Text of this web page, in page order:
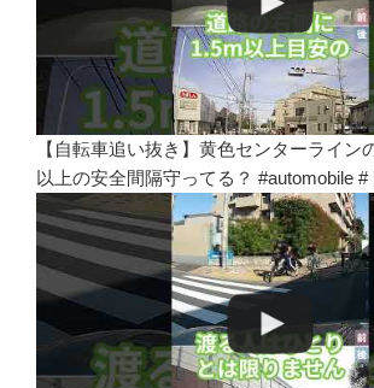
【自転車追い抜き】黄色センターライン
以上の安全間隔守ってる？ #automobile #